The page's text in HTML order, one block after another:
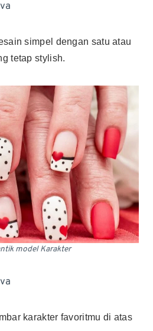
simpel dengan satu atau
tetap stylish.
model Karakter
karakter favoritmu di atas